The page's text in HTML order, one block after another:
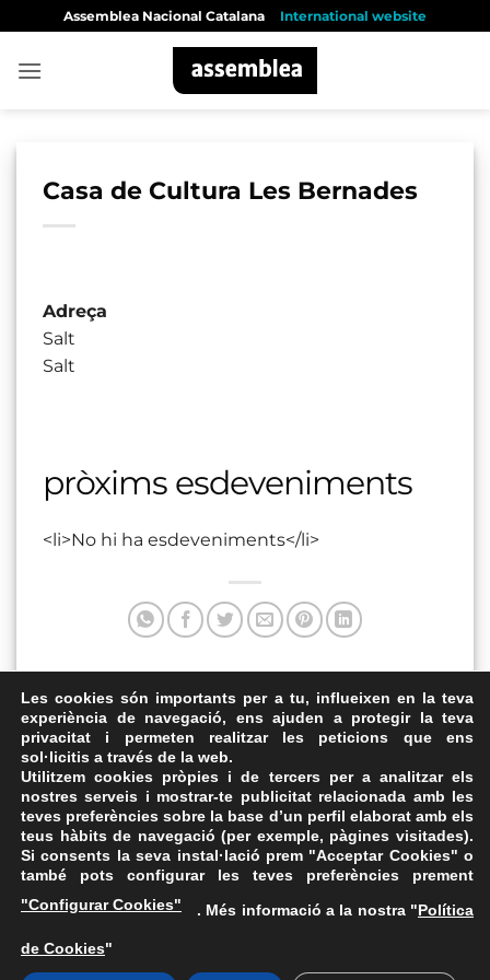
content
Assemblea Nacional Catalana International website
Casa de Cultura Les Bernades
Adreça
Salt
Salt
pròxims esdeveniments
<li>No hi ha esdeveniments</li>
Aquesta entrada va ser publicada a . Marqui com a favorit
elEnllaç permanent.
Casal de Joves Pl. Penedès
FAQs
ASSEMBLEA NACIONAL CATALANA
Carrer de la Marina, 315, 08025 Barcelona · 93 347 17 14
Les cookies són importants per a tu, influeixen en la teva
experiència de navegació, ens ajuden a protegir la teva
privacitat i permeten realitzar les peticions que ens
sol·licitis a través de la web.
Utilitzem cookies pròpies i de tercers per a analitzar els
nostres serveis i mostrar-te publicitat relacionada amb les
teves preferències sobre la base d’un perfil elaborat amb els
teus hàbits de navegació (per exemple, pàgines visitades).
Si consents la seva instal·lació prem "Acceptar Cookies" o
també pots configurar les teves preferències prement
"Configurar Cookies"
. Més informació a la nostra "Política
de Cookies"